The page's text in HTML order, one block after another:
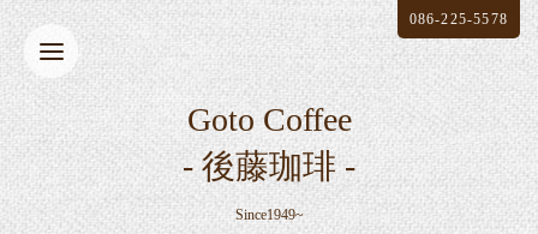
Goto Coffee
- 後藤珈琲 -
Since1949~
086-225-5578